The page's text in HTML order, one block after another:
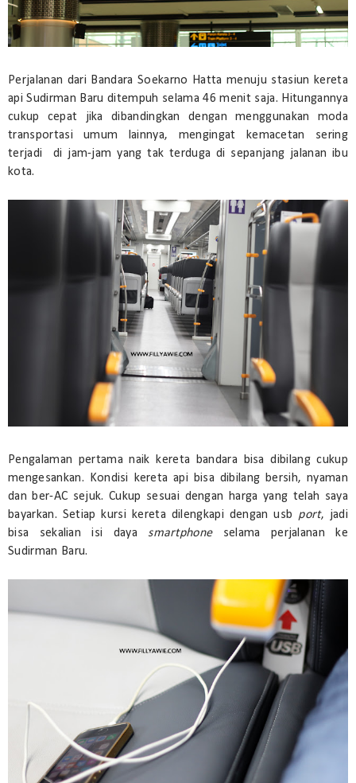
Perjalanan dari Bandara Soekarno Hatta menuju stasiun kereta
api Sudirman Baru ditempuh selama 46 menit saja. Hitungannya
cukup cepat jika dibandingkan dengan menggunakan moda
transportasi umum lainnya, mengingat kemacetan sering
terjadi di jam-jam yang tak terduga di sepanjang jalanan ibu
kota.
Pengalaman pertama naik kereta bandara bisa dibilang cukup
mengesankan. Kondisi kereta api bisa dibilang bersih, nyaman
dan ber-AC sejuk. Cukup sesuai dengan harga yang telah saya
bayarkan. Setiap kursi kereta dilengkapi dengan usb port, jadi
bisa sekalian isi daya smartphone selama perjalanan ke
Sudirman Baru.